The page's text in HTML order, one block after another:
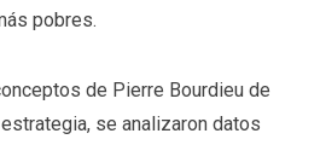
pobres.
de Pierre Bourdieu de
se analizaron datos